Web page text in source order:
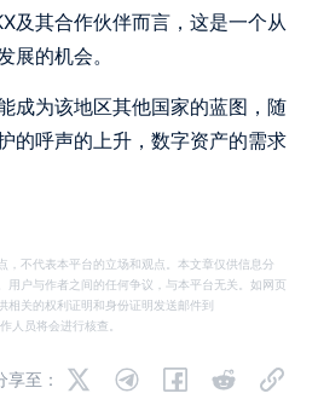
及其合作伙伴而言，这是一个从
展的机会。
成为该地区其他国家的蓝图，随
的呼声的上升，数字资产的需求
，不代表本平台的立场和观点。本文章仅供信息分
用户与作者之间的任何争议，与本平台无关。如网页
相关的权利证明和身份证明发送邮件到
人员将会进行核查。
享至：